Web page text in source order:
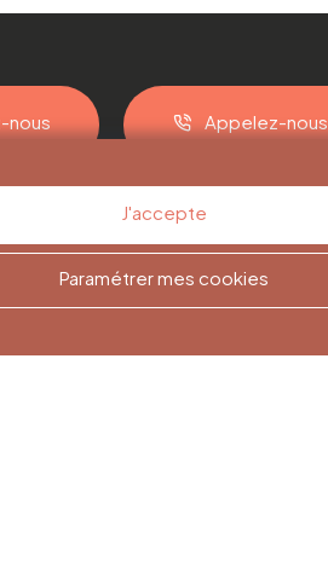
nous Appelez-nous
Inscription à la
J'accepte
Paramétrer mes cookies